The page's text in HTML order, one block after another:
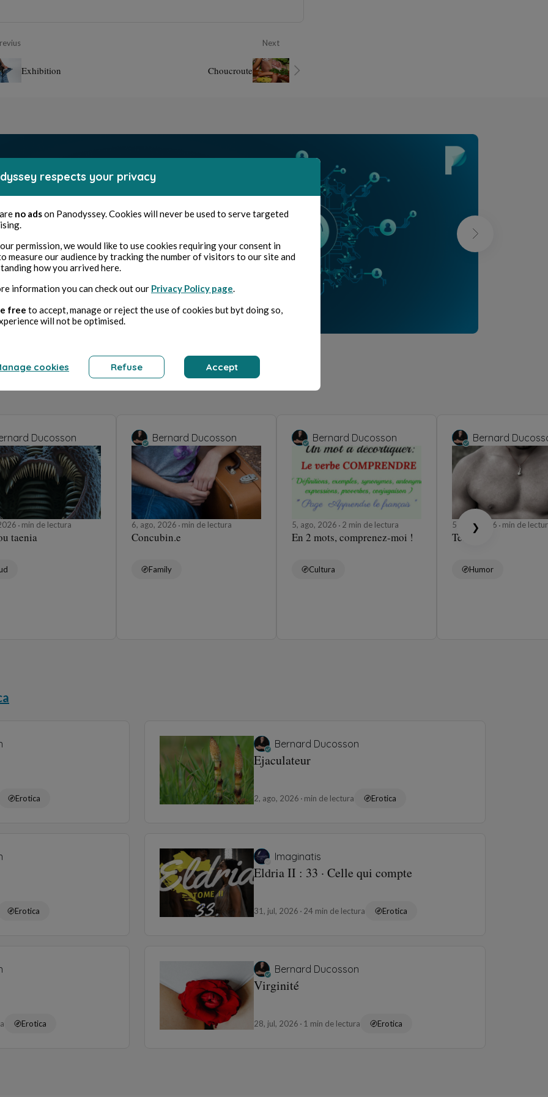
Exhibition
Next
Choucroute
Ducosson
min de lectura
taenia
Bernard Ducosson
6, ago, 2026 min de lectura
Concubin.e
Family
Bernard Ducosson
5, ago, 2026 2 min de lectura
En 2 mots, comprenez-moi !
Cultura
Bernard
5, ago, 2026 min de
Tétons
Humor
❯
Erotica
Bernard Ducosson
Ejaculateur
2, ago, 2026 min de lectura Erotica
Erotica
Imaginatis
Eldria II : 33 · Celle qui compte
31, jul, 2026 24 min de lectura Erotica
Erotica
Bernard Ducosson
Virginité
28, jul, 2026 1 min de lectura Erotica
respects your privacy
no adson Panodyssey. Cookies will never be used to serve targeted
permission, we would like to use cookies requiring your consent in
measure our audience by tracking the number of visitors to our site and
how you arrived here.
information you can check out our Privacy Policy page.
free to accept, manage or reject the use of cookies but byt doing so,
will not be optimised.
cookies Refuse Accept